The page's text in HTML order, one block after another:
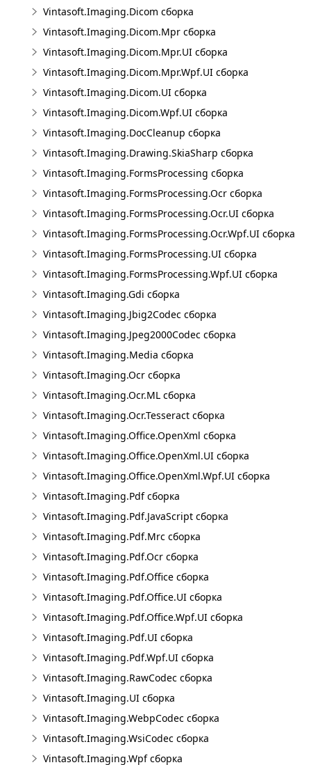
Vintasoft.Imaging.Dicom сборка
Vintasoft.Imaging.Dicom.Mpr сборка
Vintasoft.Imaging.Dicom.Mpr.UI сборка
Vintasoft.Imaging.Dicom.Mpr.Wpf.UI сборка
Vintasoft.Imaging.Dicom.UI сборка
Vintasoft.Imaging.Dicom.Wpf.UI сборка
Vintasoft.Imaging.DocCleanup сборка
Vintasoft.Imaging.Drawing.SkiaSharp сборка
Vintasoft.Imaging.FormsProcessing сборка
Vintasoft.Imaging.FormsProcessing.Ocr сборка
Vintasoft.Imaging.FormsProcessing.Ocr.UI сборка
Vintasoft.Imaging.FormsProcessing.Ocr.Wpf.UI сборка
Vintasoft.Imaging.FormsProcessing.UI сборка
Vintasoft.Imaging.FormsProcessing.Wpf.UI сборка
Vintasoft.Imaging.Gdi сборка
Vintasoft.Imaging.Jbig2Codec сборка
Vintasoft.Imaging.Jpeg2000Codec сборка
Vintasoft.Imaging.Media сборка
Vintasoft.Imaging.Ocr сборка
Vintasoft.Imaging.Ocr.ML сборка
Vintasoft.Imaging.Ocr.Tesseract сборка
Vintasoft.Imaging.Office.OpenXml сборка
Vintasoft.Imaging.Office.OpenXml.UI сборка
Vintasoft.Imaging.Office.OpenXml.Wpf.UI сборка
Vintasoft.Imaging.Pdf сборка
Vintasoft.Imaging.Pdf.JavaScript сборка
Vintasoft.Imaging.Pdf.Mrc сборка
Vintasoft.Imaging.Pdf.Ocr сборка
Vintasoft.Imaging.Pdf.Office сборка
Vintasoft.Imaging.Pdf.Office.UI сборка
Vintasoft.Imaging.Pdf.Office.Wpf.UI сборка
Vintasoft.Imaging.Pdf.UI сборка
Vintasoft.Imaging.Pdf.Wpf.UI сборка
Vintasoft.Imaging.RawCodec сборка
Vintasoft.Imaging.UI сборка
Vintasoft.Imaging.WebpCodec сборка
Vintasoft.Imaging.WsiCodec сборка
Vintasoft.Imaging.Wpf сборка